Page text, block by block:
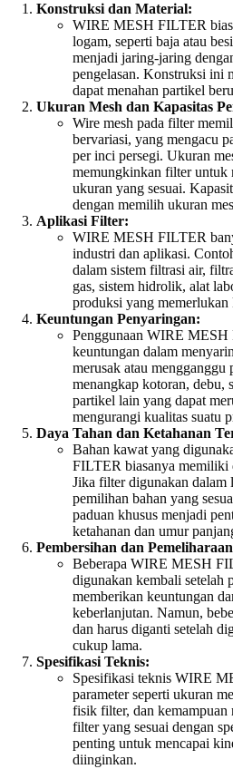
Konstruksi dan Material:
WIRE MESH FILTER
logam, seperti baja atau
menjadi jaring-jaring
pengelasan. Konstruksi ini
dapat menahan partikel
Ukuran Mesh dan Kapasitas
Wire mesh pada filter
bervariasi, yang mengacu
per inci persegi. Ukuran
memungkinkan filter untuk
ukuran yang sesuai.
dengan memilih ukuran
Aplikasi Filter:
WIRE MESH FILTER
industri dan aplikasi.
dalam sistem filtrasi air,
gas, sistem hidrolik, alat
produksi yang
Keuntungan Penyaringan:
Penggunaan WIRE
keuntungan dalam
merusak atau mengganggu
menangkap kotoran, debu,
partikel lain yang dapat
mengurangi kualitas suatu
Daya Tahan dan Ketahanan
Bahan kawat yang
FILTER biasanya memiliki
Jika filter digunakan
pemilihan bahan yang
paduan khusus menjadi
ketahanan dan umur
Pembersihan dan
Beberapa WIRE MESH
digunakan kembali setelah
memberikan keuntungan
keberlanjutan. Namun,
dan harus diganti setelah
cukup lama.
Spesifikasi Teknis:
Spesifikasi teknis WIRE
parameter seperti ukuran
fisik filter, dan kemampuan
filter yang sesuai dengan
penting untuk mencapai
diinginkan.